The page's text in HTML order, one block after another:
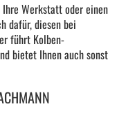
Werkstatt oder einen
dafür, diesen bei
führt Kolben-
bietet Ihnen auch sonst